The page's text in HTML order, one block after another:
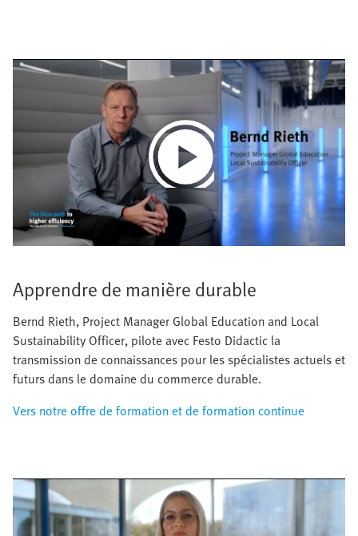
Play
Video
Apprendre de manière durable
Bernd Rieth, Project Manager Global Education and Local
Sustainability Officer, pilote avec Festo Didactic la
transmission de connaissances pour les spécialistes actuels et
futurs dans le domaine du commerce durable.
Vers notre offre de formation et de formation continue